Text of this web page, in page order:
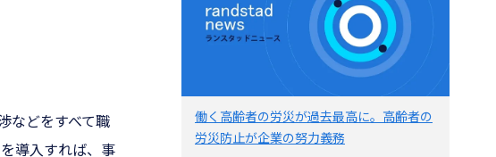
などをすべて職
導入すれば、事
働く高齢者の労災が過去最高に。高齢者の
労災防止が企業の努力義務